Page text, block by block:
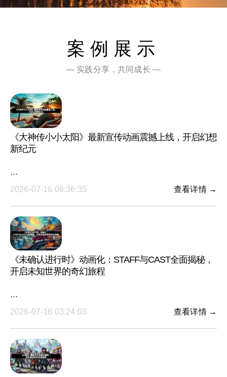
案例展示
— 实践分享，共同成长 —
《大神传小小太阳》最新宣传动画震撼上线，开启幻想
新纪元
···
2026-07-16 06:36:35
查看详情 →
《未确认进行时》动画化：STAFF与CAST全面揭秘，
开启未知世界的奇幻旅程
···
2026-07-16 03:24:03
查看详情 →